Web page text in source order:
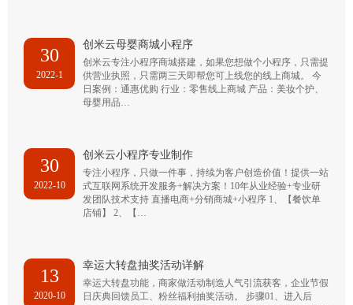
30
2022-1
创米云母婴商城小程序
创米云专注小程序商城搭建，如果您想做个小程序，只需提
供营业执照，只需两三天即帮您可上线您的线上商城。 今
日案例：通惠优购 行业：零售线上商城 产品：美妆个护、
母婴用品…
30
2022-10
创米云小程序专业制作
专注小程序，只做一件事，持续为客户创造价值！提供一站
式互联网系统开发服务+解决方案！10年从业经验+专业研
发团队技术支持 直播电商+分销商城+小程序 1、【餐饮单
店铺】 2、【…
13
2020-10
幸运大转盘抽奖活动详解
幸运大转盘功能，商家做活动制造人气引流获客，企业节假
日庆典回馈员工、粉丝福利抽奖活动。 步骤01、进入后